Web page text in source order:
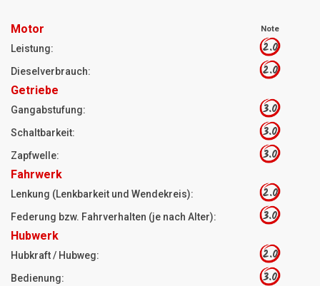
Motor Note
Leistung: 2.0
Dieselverbrauch: 2.0
Getriebe
Gangabstufung: 3.0
Schaltbarkeit: 3.0
Zapfwelle: 3.0
Fahrwerk
Lenkung (Lenkbarkeit und Wendekreis): 2.0
Federung bzw. Fahrverhalten (je nach Alter): 3.0
Hubwerk
Hubkraft / Hubweg: 2.0
Bedienung: 3.0